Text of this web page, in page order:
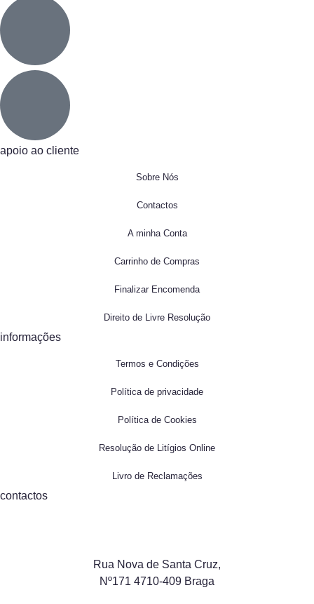
apoio ao cliente
Sobre Nós
Contactos
A minha Conta
Carrinho de Compras
Finalizar Encomenda
Direito de Livre Resolução
informações
Termos e Condições
Política de privacidade
Política de Cookies
Resolução de Litígios Online
Livro de Reclamações
contactos
Rua Nova de Santa Cruz,
Nº171 4710-409 Braga